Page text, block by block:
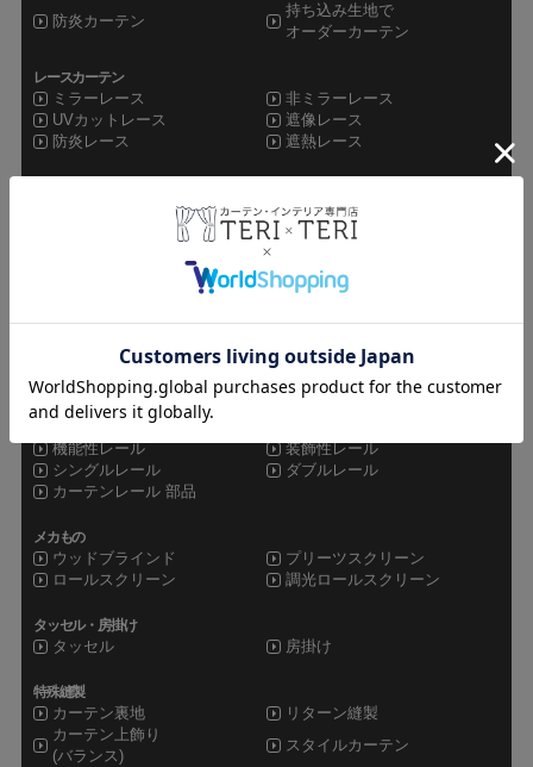
防炎カーテン
持ち込み生地で
オーダーカーテン
レースカーテン
ミラーレース
非ミラーレース
UVカットレース
遮像レース
防炎レース
遮熱レース
ドレープレース
セット
生地貼り換え
持ち込み生地
シェード修理
機能性レール
装飾性レール
シングルレール
ダブルレール
カーテンレール 部品
メカもの
ウッドブラインド
プリーツスクリーン
ロールスクリーン
調光ロールスクリーン
タッセル・房掛け
タッセル 房掛け
特殊縫製
カーテン裏地
リターン縫製
カーテン上飾り
(バランス)
スタイルカーテン